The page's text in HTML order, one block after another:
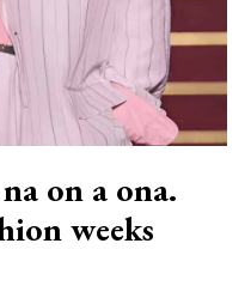
on a ona.
weeks